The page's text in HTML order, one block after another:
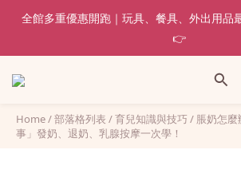
全館多重優惠開跑｜玩具、餐具、外出用品
👉
Home/部落格列表 /育兒知識與技巧 / 脹奶怎
事」發奶、退奶、乳腺按摩一次學！